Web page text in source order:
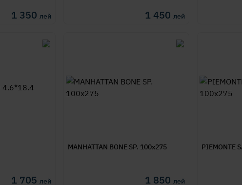
1 350 лей 1 450 лей
1 705 лей
MANHATTAN BONE SP. 100x275
1 850 лей
PIEMONTE